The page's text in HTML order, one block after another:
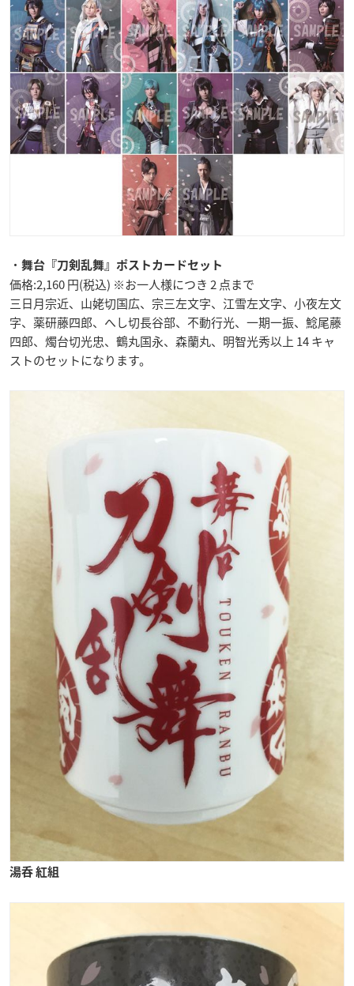
・ 舞台『刀剣乱舞』ポストカードセット
価格:2,160 円(税込) ※お一人様につき 2 点まで
三日月宗近、山姥切国広、宗三左文字、江雪左文字、小夜左文
字、薬研藤四郎、へし切長谷部、不動行光、一期一振、鯰尾藤
四郎、燭台切光忠、鶴丸国永、森蘭丸、明智光秀以上 14 キャ
ストのセットになります。
湯呑 紅組